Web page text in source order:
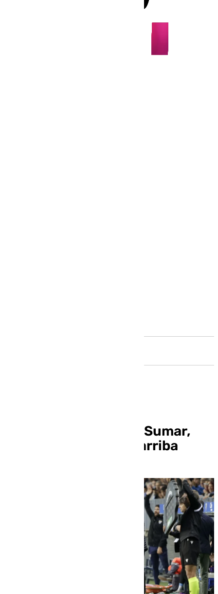
Pellicer quiere más: «Sumar,
sumar, sumar y para arriba